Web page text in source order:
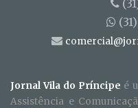
Jornal Vila do Príncipe é
Assistência e